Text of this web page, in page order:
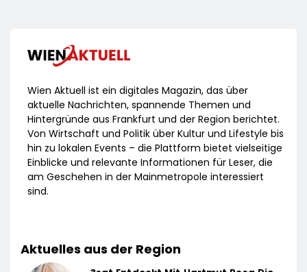
Wien Aktuell ist ein digitales Magazin, das über
aktuelle Nachrichten, spannende Themen und
Hintergründe aus Frankfurt und der Region berichtet.
Von Wirtschaft und Politik über Kultur und Lifestyle bis
hin zu lokalen Events – die Plattform bietet vielseitige
Einblicke und relevante Informationen für Leser, die
am Geschehen in der Mainmetropole interessiert
sind.
Aktuelles aus der Region